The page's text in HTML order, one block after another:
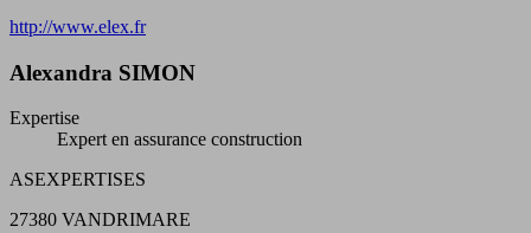
http://www.elex.fr
Alexandra SIMON
Expertise
Expert en assurance construction
ASEXPERTISES
27380 VANDRIMARE